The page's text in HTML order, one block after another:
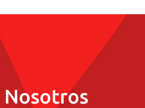
Nosotros